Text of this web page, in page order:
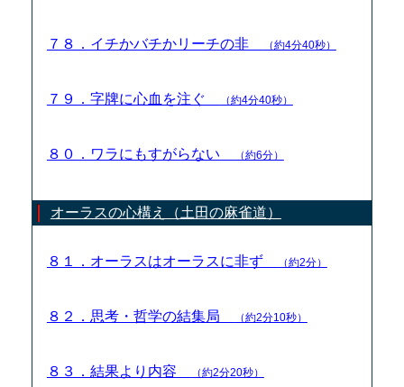
７８．イチかバチかリーチの非 （約4分40秒）
７９．字牌に心血を注ぐ （約4分40秒）
８０．ワラにもすがらない （約6分）
オーラスの心構え（土田の麻雀道）
８１．オーラスはオーラスに非ず （約2分）
８２．思考・哲学の結集局 （約2分10秒）
８３．結果より内容 （約2分20秒）